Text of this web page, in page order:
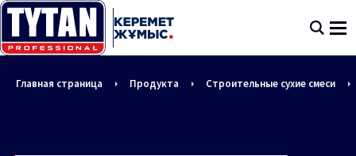
Главная страница Продукта Строительные сухие смеси